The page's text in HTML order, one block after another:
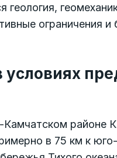
ограничения
районе
в 75 км к